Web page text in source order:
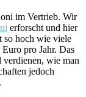
im Vertrieb. Wir
erforscht und hier
so hoch wie viele
pro Jahr. Das
verdienen, wie man
jedoch